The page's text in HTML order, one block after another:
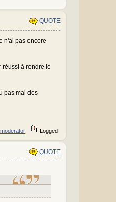
QUOTE
n'ai pas encore
réussi à rendre le
pas mal des
Logged
QUOTE